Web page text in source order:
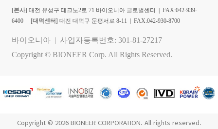
[본사] 대전 유성구 테크노2로 71 바이오니아 글로벌센터 | FAX:042-939-
6400 [대덕센터] 대전 대덕구 문평서로 8-11 | FAX:042-930-8700
바이오니아 | 사업자등록번호: 301-81-27217
Copyright © BIONEER Corp. All Rights Reserved.
Copyright © 2026 BIONEER CORPORATION. All rights reserved.